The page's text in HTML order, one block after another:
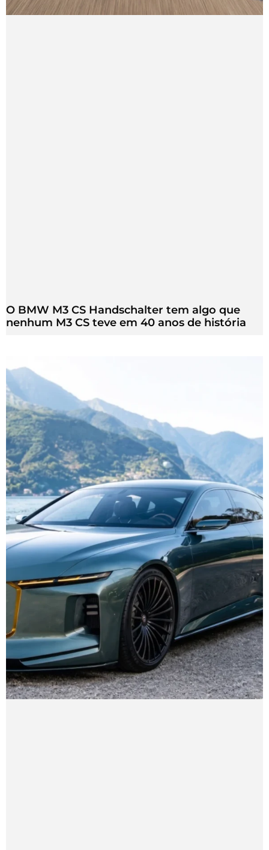
O BMW M3 CS Handschalter tem algo que
nenhum M3 CS teve em 40 anos de história